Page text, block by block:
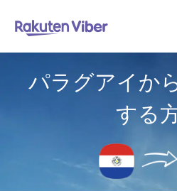
パラグアイか
する